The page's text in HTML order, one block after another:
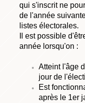
qui s'inscrit ne
de l'année
listes électorales.
Il est possible
année lorsqu'on :
Atteint l'âge
jour de
Est
après le 1er